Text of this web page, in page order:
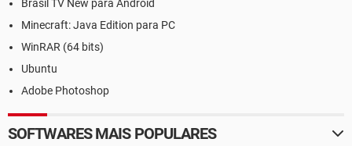
Brasil TV New para Android
Minecraft: Java Edition para PC
WinRAR (64 bits)
Ubuntu
Adobe Photoshop
SOFTWARES MAIS POPULARES